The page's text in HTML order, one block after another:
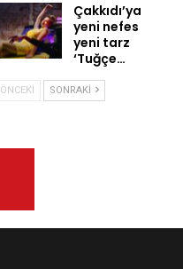
Çakkıdı’ya
yeni nefes
yeni tarz
‘Tuğçe…
ÖNCEKI SONRAKI